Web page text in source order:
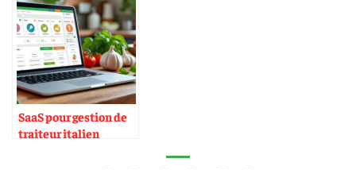
SaaS pour gestion de
traiteur italien